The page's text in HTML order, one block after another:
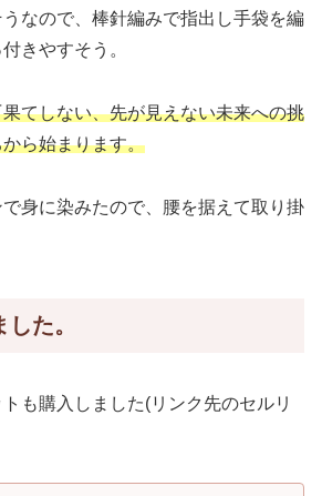
なので、棒針編みで指出し手袋を編
きやすそう。
てしない、先が見えない未来への挑
ら始まります。
身に染みたので、腰を据えて取り掛
た。
も購入しました(リンク先のセルリ